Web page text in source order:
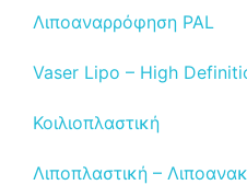
Λιποαναρρόφηση PAL
Vaser Lipo – High
Κοιλιοπλαστική
Λιποπλαστική –